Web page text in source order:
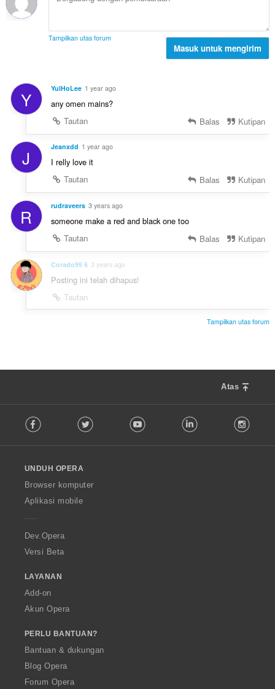
Tampilkan utas forum
Masuk untuk mengirim
Y YulHoLee 1 year ago
any omen mains?
Tautan
Balas Kutipan
J Jeanxdd 1 year ago
I relly love it
Tautan
Balas Kutipan
R rudraveers 3 years ago
someone make a red and black one too
Tautan
Balas Kutipan
Corado99 6 3 years ago
Posting ini telah dihapus!
Tautan
Tampilkan utas forum
Atas
o
w
O
p
a
Facebook Twitter Youtube LinkedIn
UNDUH OPERA
Browser komputer
Aplikasi mobile
Dev.Opera
Versi Beta
LAYANAN
Add-on
Akun Opera
PERLU BANTUAN?
Bantuan & dukungan
Blog Opera
Forum Opera